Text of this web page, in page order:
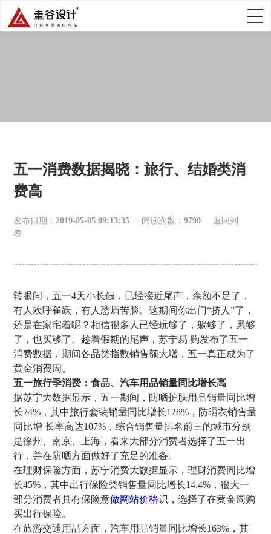
五一消费数据揭晓：旅行、结婚类消
费高
发布日期：2019-05-05 09:13:35 阅读次数：9790
返回列
表
转眼间，五一4天小长假，已经接近尾声，余额不足了，
有人欢呼雀跃，有人愁眉苦脸。这期间你出门“挤人”了，
还是在家宅着呢？相信很多人已经玩够了，躺够了，累够
了，也买够了。趁着假期的尾声，苏宁易  购发布了五一
消费数据，期间各品类指数销售额大增，五一真正成为了
黄金消费周。
五一旅行季消费：食品、汽车用品销量同比增长高
据苏宁大数据显示，五一期间，防晒护肤用品销量同比增
长74%，其中旅行套装销量同比增长128%，防晒衣销 售量
同比增   长率高达107%，综合销售量排名前三的城市分别
是徐州、南京、上海，看来大部分消费者选择了五一出
行，并在防晒方面做好了充足的准备。
在理财保险方面，苏宁消费大数据显示，理财消费同比增
长45%，其中出行保险类销售量同比增长14.4%，很大一
部分消费者具有保险意做网站价格识，选择了在黄金周购
买出行保险。
在旅游交通用品方面，汽车用品销量同比增长163%，其